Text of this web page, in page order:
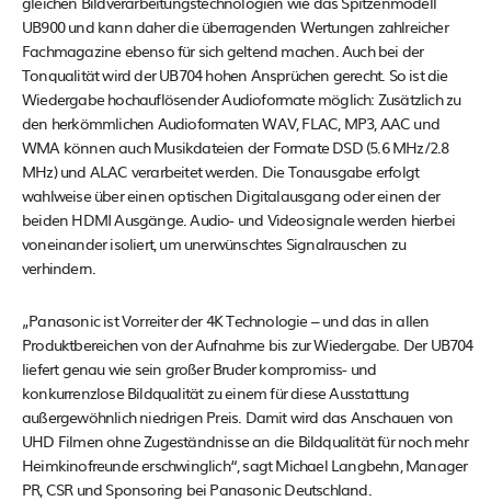
UB900 und kann daher die überragenden Wertungen zahlreicher
Fachmagazine ebenso für sich geltend machen. Auch bei der
Tonqualität wird der UB704 hohen Ansprüchen gerecht. So ist die
Wiedergabe hochauflösender Audioformate möglich: Zusätzlich zu
den herkömmlichen Audioformaten WAV, FLAC, MP3, AAC und
WMA können auch Musikdateien der Formate DSD (5.6 MHz/2.8
MHz) und ALAC verarbeitet werden. Die Tonausgabe erfolgt
wahlweise über einen optischen Digitalausgang oder einen der
beiden HDMI Ausgänge. Audio- und Videosignale werden hierbei
voneinander isoliert, um unerwünschtes Signalrauschen zu
verhindern.
„Panasonic ist Vorreiter der 4K Technologie – und das in allen
Produktbereichen von der Aufnahme bis zur Wiedergabe. Der UB704
liefert genau wie sein großer Bruder kompromiss- und
konkurrenzlose Bildqualität zu einem für diese Ausstattung
außergewöhnlich niedrigen Preis. Damit wird das Anschauen von
UHD Filmen ohne Zugeständnisse an die Bildqualität für noch mehr
Heimkinofreunde erschwinglich“, sagt Michael Langbehn, Manager
PR, CSR und Sponsoring bei Panasonic Deutschland.